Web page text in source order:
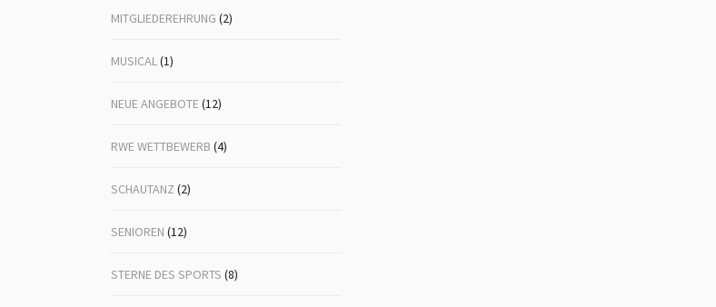
MITGLIEDEREHRUNG (2)
MUSICAL(1)
NEUE ANGEBOTE(12)
RWE WETTBEWERB (4)
SCHAUTANZ (2)
SENIOREN (12)
STERNE DES SPORTS (8)